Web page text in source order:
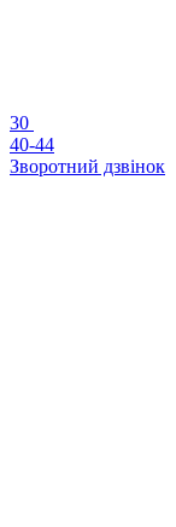
30
40-44
Зворотний дзвінок